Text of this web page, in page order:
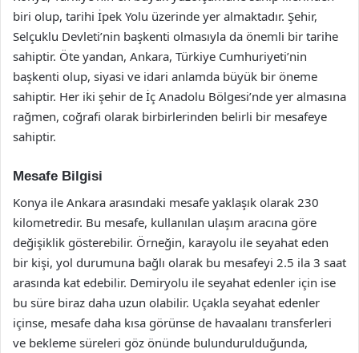
biri olup, tarihi İpek Yolu üzerinde yer almaktadır. Şehir,
Selçuklu Devleti’nin başkenti olmasıyla da önemli bir tarihe
sahiptir. Öte yandan, Ankara, Türkiye Cumhuriyeti’nin
başkenti olup, siyasi ve idari anlamda büyük bir öneme
sahiptir. Her iki şehir de İç Anadolu Bölgesi’nde yer almasına
rağmen, coğrafi olarak birbirlerinden belirli bir mesafeye
sahiptir.
Mesafe Bilgisi
Konya ile Ankara arasındaki mesafe yaklaşık olarak 230
kilometredir. Bu mesafe, kullanılan ulaşım aracına göre
değişiklik gösterebilir. Örneğin, karayolu ile seyahat eden
bir kişi, yol durumuna bağlı olarak bu mesafeyi 2.5 ila 3 saat
arasında kat edebilir. Demiryolu ile seyahat edenler için ise
bu süre biraz daha uzun olabilir. Uçakla seyahat edenler
içinse, mesafe daha kısa görünse de havaalanı transferleri
ve bekleme süreleri göz önünde bulundurulduğunda,